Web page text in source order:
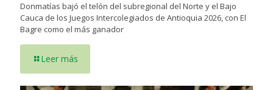
Donmatías bajó el telón del subregional del Norte y el Bajo
Cauca de los Juegos Intercolegiados de Antioquia 2026, con El
Bagre como el más ganador
Leer más